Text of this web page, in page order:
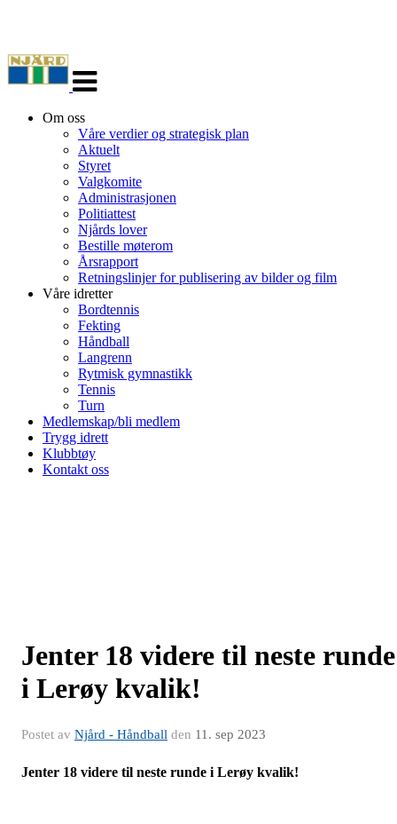
navigasjon
Om oss
Våre verdier og strategisk plan
Aktuelt
Styret
Valgkomite
Administrasjonen
Politiattest
Njårds lover
Bestille møterom
Årsrapport
Retningslinjer for publisering av bilder og film
Våre idretter
Bordtennis
Fekting
Håndball
Langrenn
Rytmisk gymnastikk
Tennis
Turn
Medlemskap/bli medlem
Trygg idrett
Klubbtøy
Kontakt oss
Jenter 18 videre til neste runde
i Lerøy kvalik!
Postet av Njård - Håndball den 11. sep 2023
Jenter 18 videre til neste runde i Lerøy kvalik!